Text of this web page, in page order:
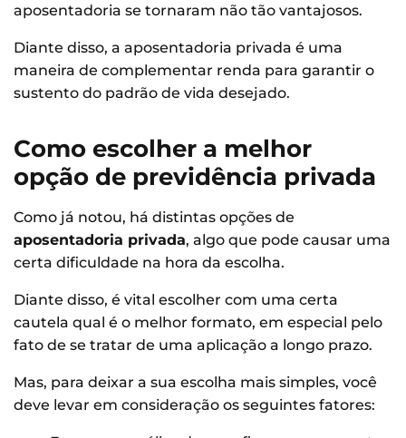
aposentadoria se tornaram não tão vantajosos.
Diante disso, a aposentadoria privada é uma
maneira de complementar renda para garantir o
sustento do padrão de vida desejado.
Como escolher a melhor
opção de previdência privada
Como já notou, há distintas opções de
aposentadoria privada, algo que pode causar uma
certa dificuldade na hora da escolha.
Diante disso, é vital escolher com uma certa
cautela qual é o melhor formato, em especial pelo
fato de se tratar de uma aplicação a longo prazo.
Mas, para deixar a sua escolha mais simples, você
deve levar em consideração os seguintes fatores: